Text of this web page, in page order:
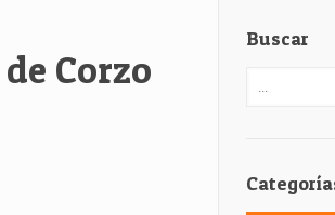
Corzo
Buscar